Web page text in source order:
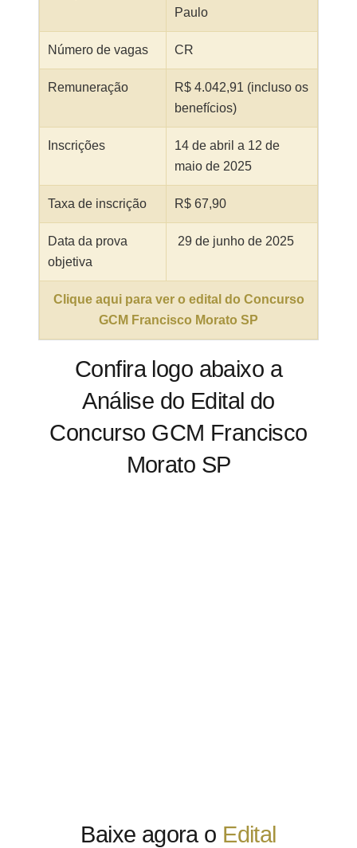
Paulo
Número de vagas CR
Remuneração
R$ 4.042,91 (incluso os
benefícios)
Inscrições
14 de abril a 12 de
maio de 2025
Taxa de inscrição R$ 67,90
Data da prova
objetiva
29 de junho de 2025
Clique aqui para ver o edital do Concurso
GCM Francisco Morato SP
Confira logo abaixo a
Análise do Edital do
Concurso GCM Francisco
Morato SP
Baixe agora o Edital